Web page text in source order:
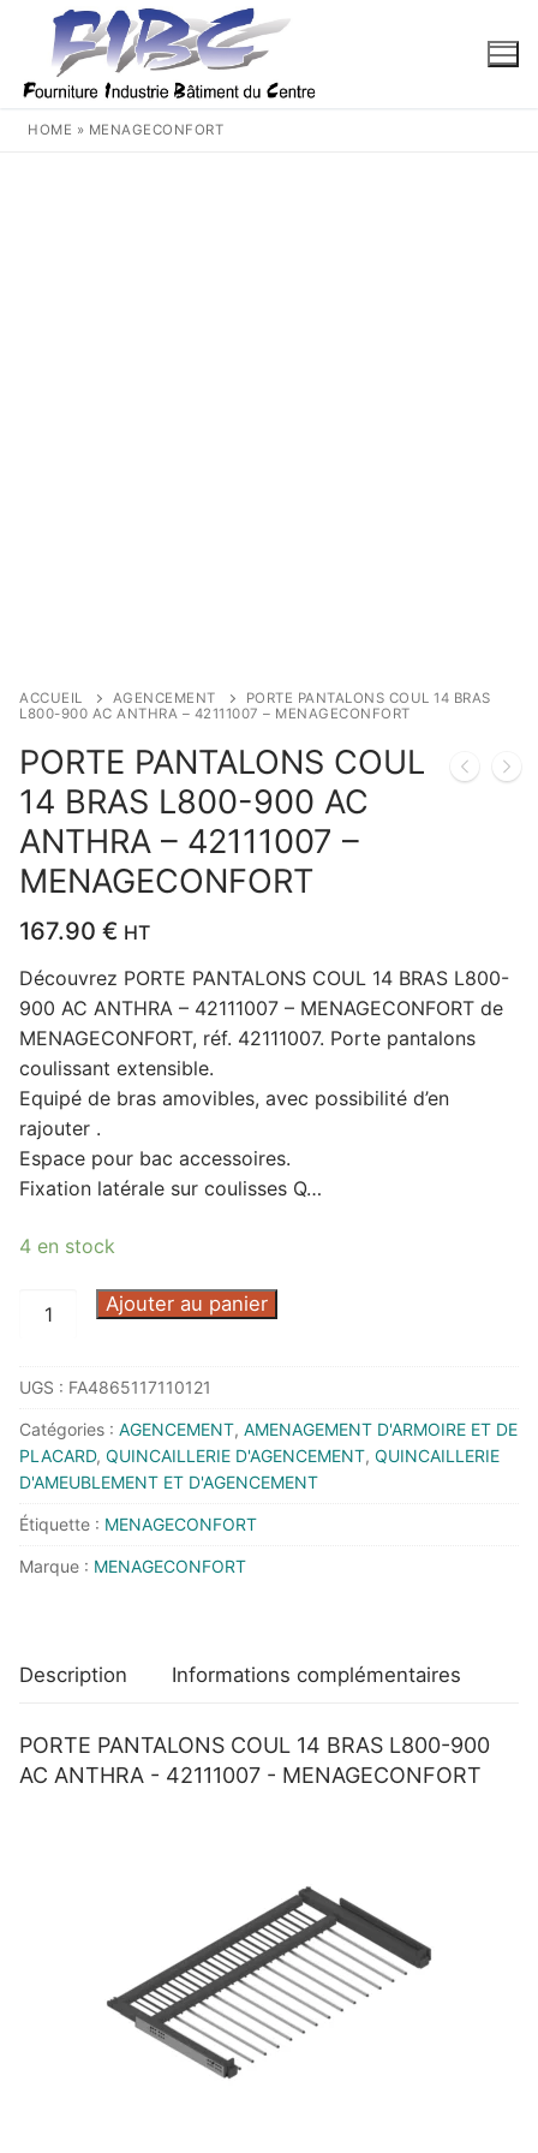
contenu
HOME » MENAGECONFORT
ACCUEIL AGENCEMENT
PORTE PANTALONS COUL 14 BRAS
L800-900 AC ANTHRA – 42111007 – MENAGECONFORT
PORTE PANTALONS COUL
14 BRAS L800-900 AC
ANTHRA – 42111007 –
MENAGECONFORT
167.90 € HT
Découvrez PORTE PANTALONS COUL 14 BRAS L800-
900 AC ANTHRA – 42111007 – MENAGECONFORT de
MENAGECONFORT, réf. 42111007. Porte pantalons
coulissant extensible.
Equipé de bras amovibles, avec possibilité d’en
rajouter .
Espace pour bac accessoires.
Fixation latérale sur coulisses Q…
4 en stock
quantité
PANTALONS
COUL
14
BRAS
L800-
900
AC
42111007
Ajouter au panier
UGS : FA4865117110121
Catégories : AGENCEMENT, AMENAGEMENT D'ARMOIRE ET DE
PLACARD, QUINCAILLERIE D'AGENCEMENT, QUINCAILLERIE
D'AMEUBLEMENT ET D'AGENCEMENT
Étiquette : MENAGECONFORT
Marque : MENAGECONFORT
Description Informations complémentaires
PORTE PANTALONS COUL 14 BRAS L800-900
AC ANTHRA - 42111007 - MENAGECONFORT